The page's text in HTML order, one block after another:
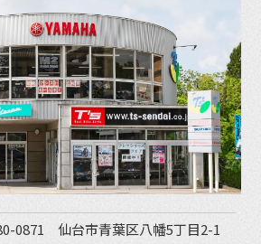
0871 仙台市青葉区八幡5丁目2-1